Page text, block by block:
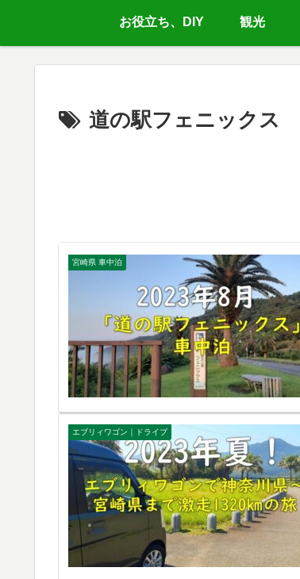
お役立ち、DIY 観光
道の駅フェニックス
宮崎県 車中泊
エブリィワゴン｜ドライブ